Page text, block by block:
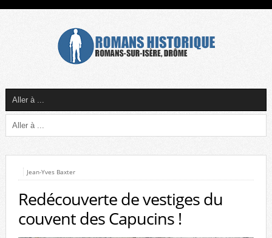
Jean-Yves Baxter
Redécouverte de vestiges du
couvent des Capucins !